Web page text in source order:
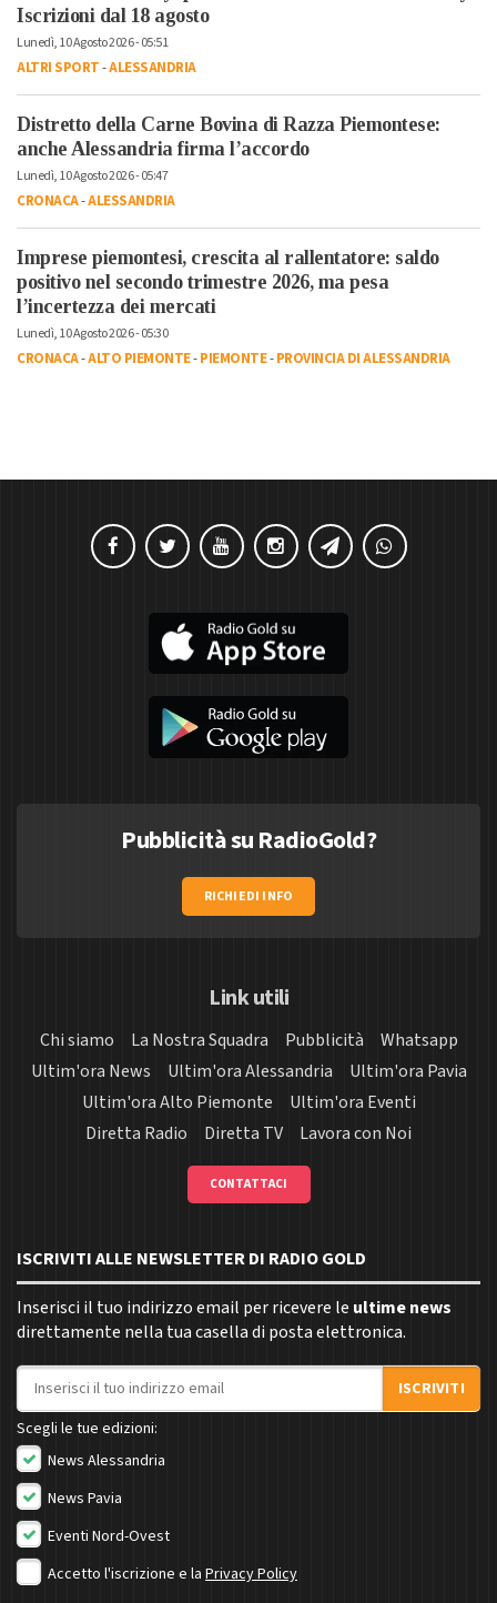
Iscrizioni dal 18 agosto
Lunedì, 10 Agosto 2026 - 05:51
ALTRI SPORT-ALESSANDRIA
Distretto della Carne Bovina di Razza Piemontese:
anche Alessandria firma l’accordo
Lunedì, 10 Agosto 2026 - 05:47
CRONACA-ALESSANDRIA
Imprese piemontesi, crescita al rallentatore: saldo
positivo nel secondo trimestre 2026, ma pesa
l’incertezza dei mercati
Lunedì, 10 Agosto 2026 - 05:30
CRONACA-ALTO PIEMONTE-PIEMONTE-PROVINCIA DI ALESSANDRIA
Pubblicità su RadioGold?
RICHIEDI INFO
Link utili
Chi siamo La Nostra Squadra Pubblicità
Whatsapp
Ultim'ora News
Ultim'ora Alessandria
Ultim'ora Pavia
Ultim'ora Alto Piemonte
Ultim'ora Eventi
Diretta Radio
Diretta TV Lavora con Noi
CONTATTACI
ISCRIVITI ALLE NEWSLETTER DI RADIO GOLD
Inserisci il tuo indirizzo email per ricevere le ultime news
direttamente nella tua casella di posta elettronica.
Indirizzo email
ISCRIVITI
Scegli le tue edizioni:
News Alessandria
News Pavia
Eventi Nord-Ovest
Accetto l'iscrizione e la Privacy Policy